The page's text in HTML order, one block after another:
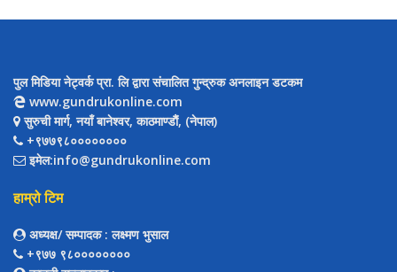
पुल मिडिया नेट्वर्क प्रा. लि द्वारा संचालित गुन्द्रुक अनलाइन डटकम
www.gundrukonline.com
सुरुची मार्ग, नयाँ बानेश्वर, काठमाण्डौैं, (नेपाल)
+९७७९८००००००००
इमेल:info@gundrukonline.com
हाम्रो टिम
अध्यक्ष/ सम्पादक: लक्ष्मण भुसाल
+९७७ ९८००००००००